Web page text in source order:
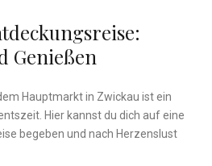
Genießen
Hauptmarkt in Zwickau ist ein
Hier kannst du​ dich⁣ auf eine
‌begeben ⁢und nach Herzenslust